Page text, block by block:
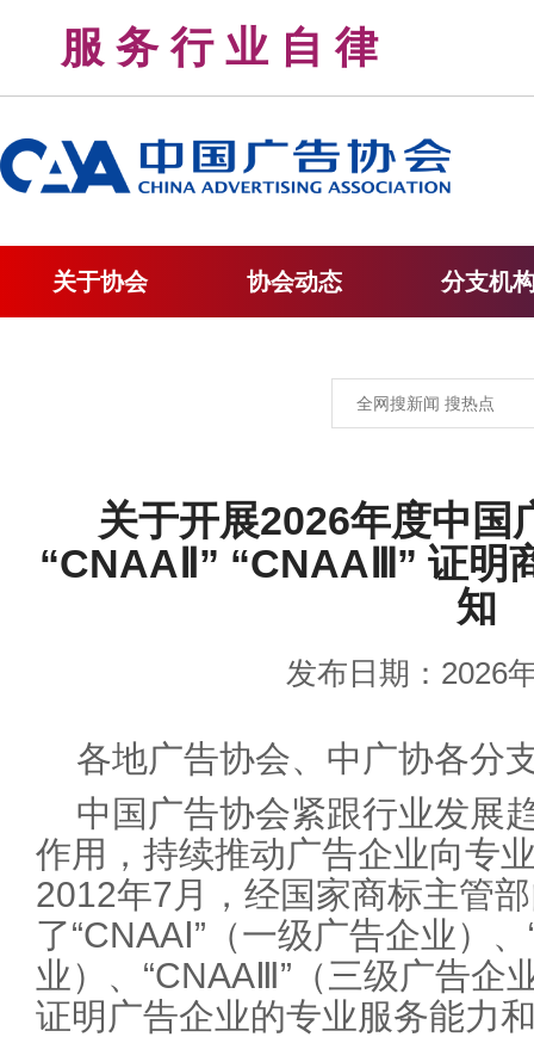
服 务 行 业 自 律
关于协会 协会动态 分支机
关于开展2026年度中国
“CNAAⅡ” “CNAAⅢ” 证明
知
发布日期：2026
各地广告协会、中广协各分
中国广告协会紧跟行业发展
作用，持续推动广告企业向专
2012年7月，经国家商标主管
了“CNAAⅠ”（一级广告企业）
业）、“CNAAⅢ”（三级广告企
证明广告企业的专业服务能力